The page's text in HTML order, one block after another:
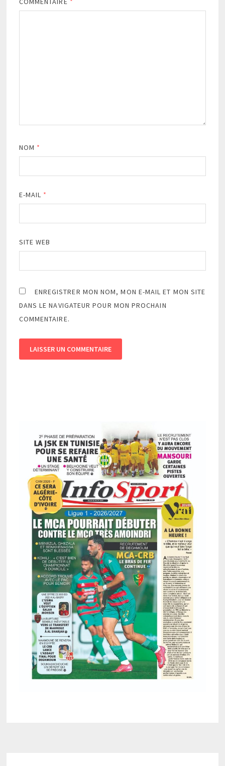
NOM *
E-MAIL *
SITE WEB
ENREGISTRER MON NOM, MON E-MAIL ET MON SITE
DANS LE NAVIGATEUR POUR MON PROCHAIN
COMMENTAIRE.